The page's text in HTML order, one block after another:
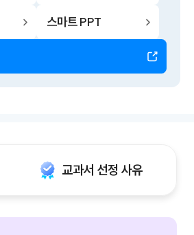
스마트 PPT
교과서 선정 사유